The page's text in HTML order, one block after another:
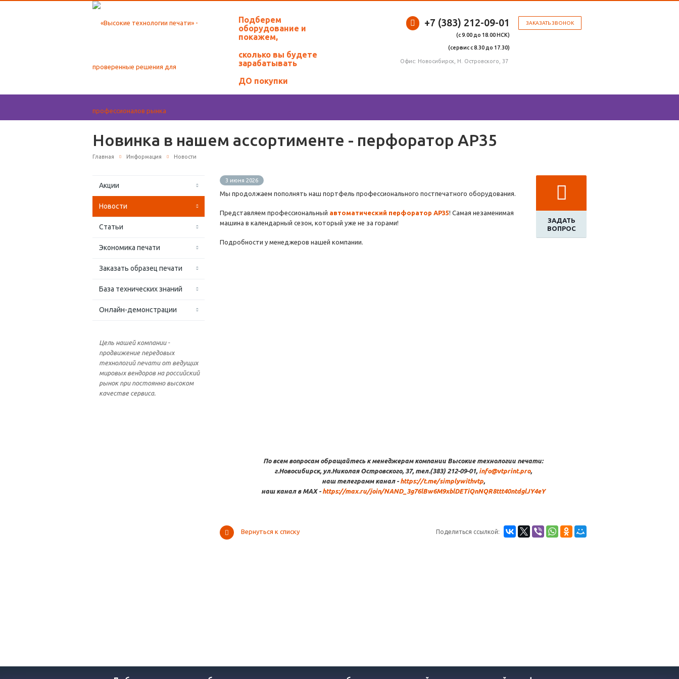
Подберем
оборудование и
покажем,
сколько вы будете
зарабатывать
ДО покупки
ЗАКАЗАТЬ ЗВОНОК
+7 (383) 212-09-01
(с 9.00 до 18.00 НСК)
(сервис с 8.30 до 17.30)
Офис: Новосибирск, Н. Островского, 37
Новинка в нашем ассортименте - перфоратор АР35
Главная Информация Новости
Акции
Новости
Статьи
Экономика печати
Заказать образец печати
База технических знаний
Онлайн-демонстрации
Цель нашей компании -
продвижение передовых
технологий печати от ведущих
мировых вендоров на российский
рынок при постоянно высоком
качестве сервиса.
ЗАДАТЬ
ВОПРОС
3 июня 2026
Мы продолжаем пополнять наш портфель профессионального постпечатного оборудования.
Представляем профессиональный автоматический перфоратор АР35! Самая незаменимая
машина в календарный сезон, который уже не за горами!
Подробности у менеджеров нашей компании.
По всем вопросам обращайтесь к менеджерам компании Высокие технологии печати:
г.Новосибирск, ул.Николая Островского, 37, тел.(383) 212-09-01, info@vtprint.pro,
наш телеграмм канал - https://t.me/simplywithvtp,
наш канал в МАХ - https://max.ru/join/NAND_3g76lBw6M9xblDETiQnNQR8ttt40ntdglJY4eY
Поделиться ссылкой:
Вернуться к списку